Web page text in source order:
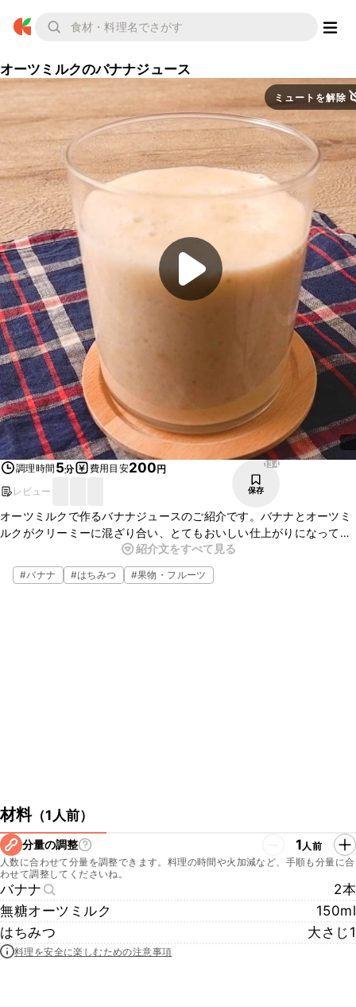
オーツミルクのバナナジュース
ミュートを解除
調理時間 5分 費用目安200円
レビュー
134
保存
オーツミルクで作るバナナジュースのご紹介です。バナナとオーツミ
ルクがクリーミーに混ざり合い、とてもおいしい仕上がりになってい
ます。簡単に作ることができるので忙しい朝にもぴったりですよ。ぜ
ひお試しください。
紹介文をすべて見る
#バナナ #はちみつ #果物・フルーツ
材料（1人前）
分量の調整 1人前
人数に合わせて分量を調整できます。料理の時間や火加減など、手順も分量に合
わせて調整してくださいね。
バナナ
2本
無糖オーツミルク
150ml
はちみつ
大さじ1
料理を安全に楽しむための注意事項